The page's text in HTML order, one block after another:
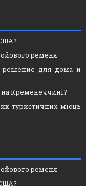
ременя
решение для дома и
Кременеччині?
туристичних місць
ременя